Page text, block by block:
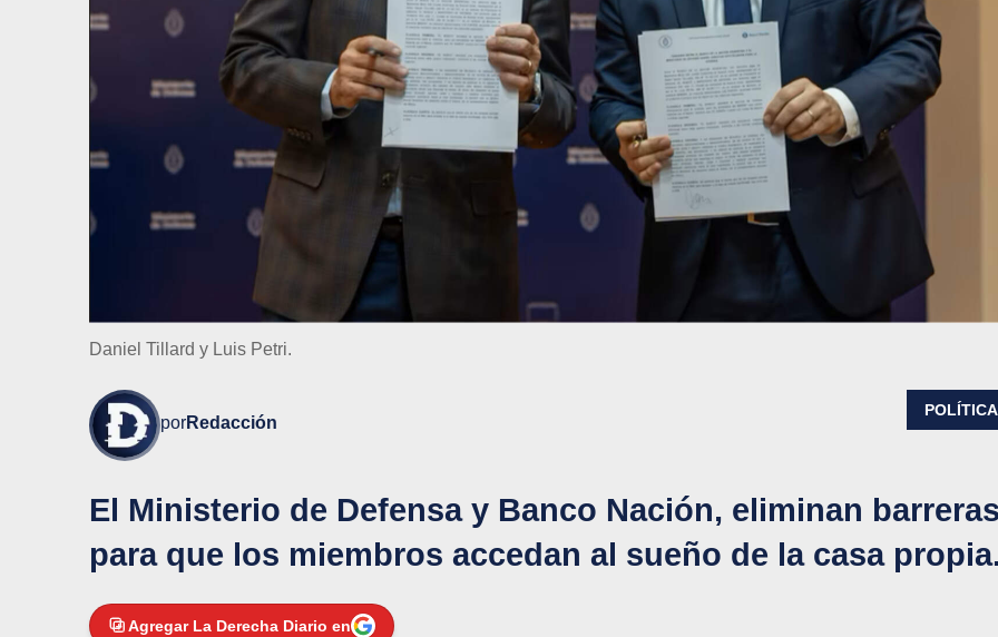
Daniel Tillard y Luis Petri.
porRedacción
POLÍTICA
El Ministerio de Defensa y Banco Nación, eliminan
para que los miembros accedan al sueño de la casa
Agregar La Derecha Diario en